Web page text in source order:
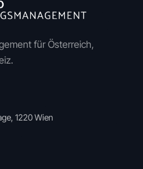
für Österreich,
1220 Wien